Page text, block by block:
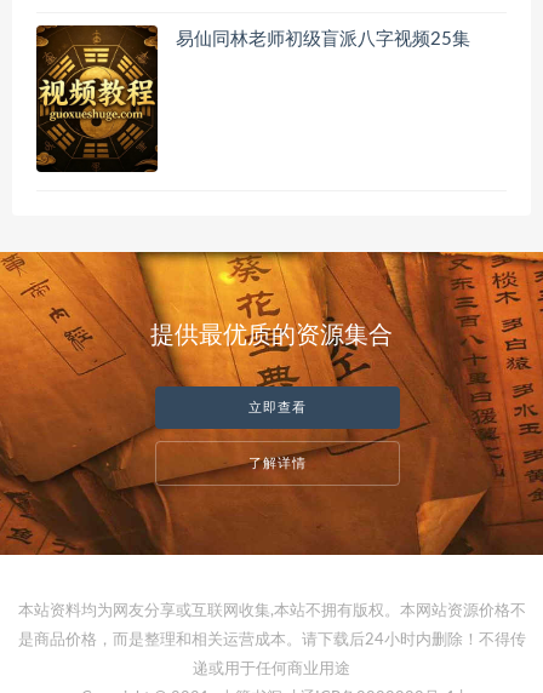
易仙同林老师初级盲派八字视频25集
提供最优质的资源集合
立即查看
了解详情
本站资料均为网友分享或互联网收集,本站不拥有版权。本网站资源价格不
是商品价格，而是整理和相关运营成本。请下载后24小时内删除！不得传
递或用于任何商业用途